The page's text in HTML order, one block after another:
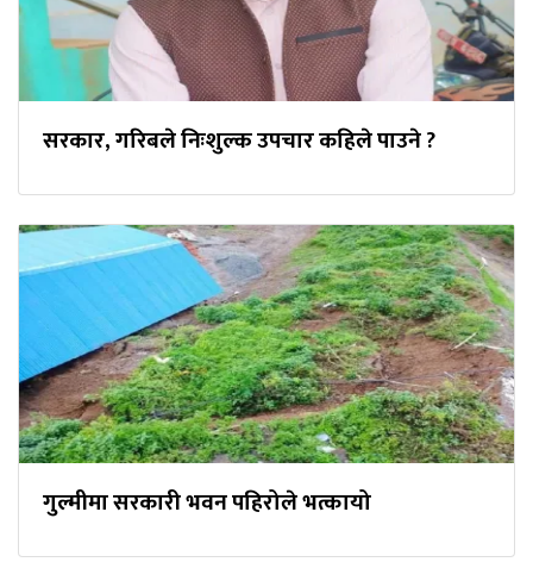
सरकार, गरिबले निःशुल्क उपचार कहिले पाउने ?
गुल्मीमा सरकारी भवन पहिरोले भत्कायो